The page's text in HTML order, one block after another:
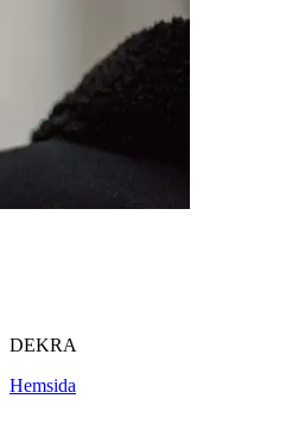
DEKRA
Hemsida